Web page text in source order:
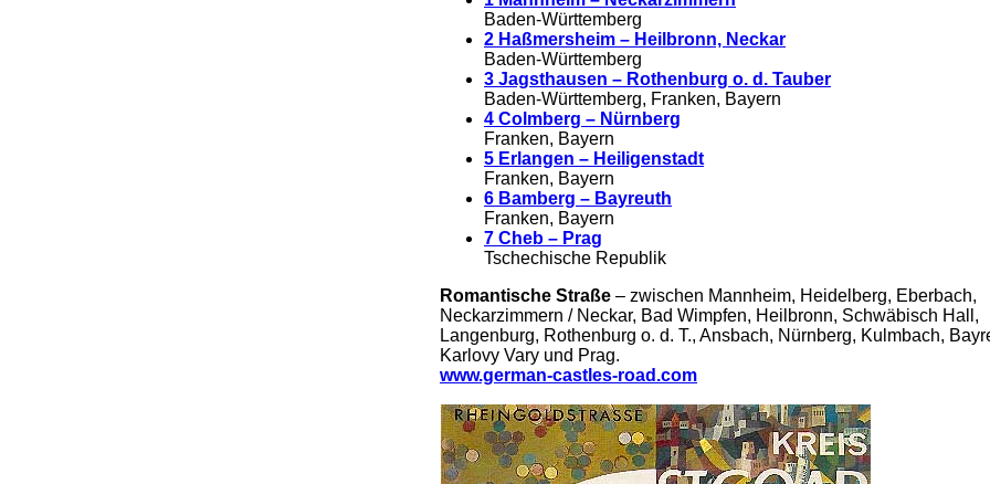
Baden-Württemberg
2 Haßmersheim – Heilbronn, Neckar
Baden-Württemberg
3 Jagsthausen – Rothenburg o. d. Tauber
Baden-Württemberg, Franken, Bayern
4 Colmberg – Nürnberg
Franken, Bayern
5 Erlangen – Heiligenstadt
Franken, Bayern
6 Bamberg – Bayreuth
Franken, Bayern
7 Cheb – Prag
Tschechische Republik
Romantische Straße – zwischen Mannheim, Heidelberg, Eberbach,
Neckarzimmern / Neckar, Bad Wimpfen, Heilbronn, Schwäbisch Hall,
Langenburg, Rothenburg o. d. T., Ansbach, Nürnberg, Kulmbach,
Karlovy Vary und Prag.
www.german-castles-road.com